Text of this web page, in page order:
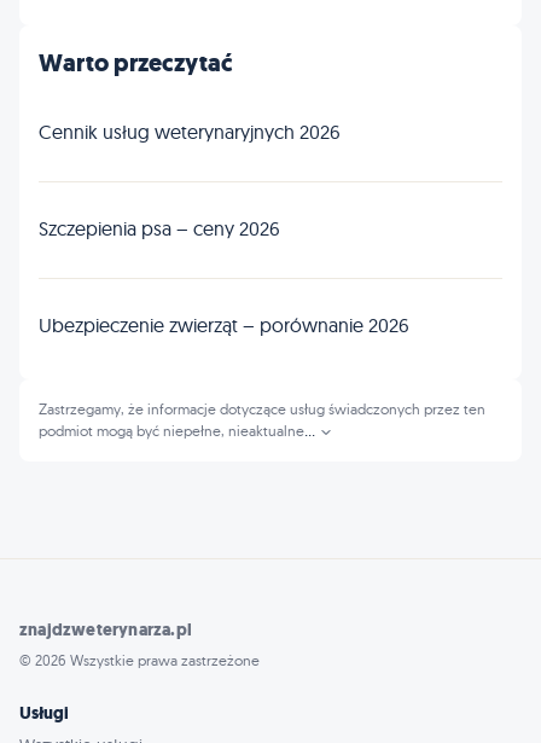
Warto przeczytać
Cennik usług weterynaryjnych 2026
Szczepienia psa – ceny 2026
Ubezpieczenie zwierząt – porównanie 2026
Zastrzegamy, że informacje dotyczące usług świadczonych przez ten
podmiot mogą być niepełne, nieaktualne
znajdzweterynarza.pl
© 2026 Wszystkie prawa zastrzeżone
Usługi